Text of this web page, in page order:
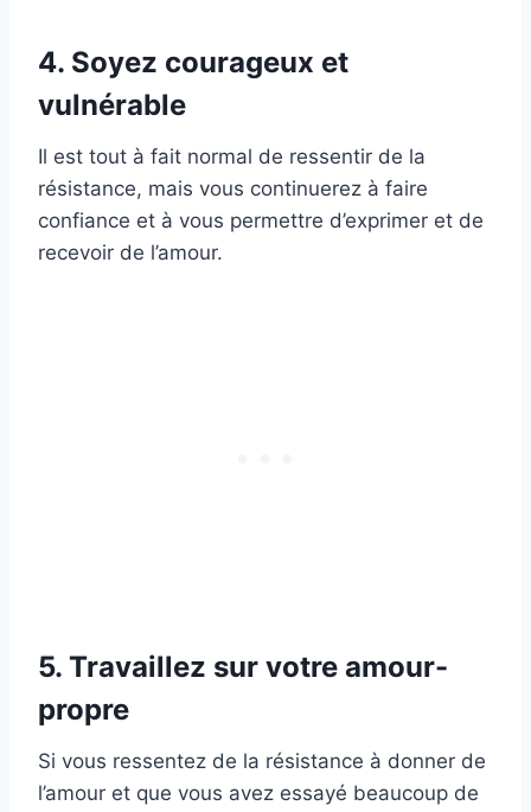
4. Soyez courageux et
vulnérable
Il est tout à fait normal de ressentir de la
résistance, mais vous continuerez à faire
confiance et à vous permettre d’exprimer et de
recevoir de l’amour.
5. Travaillez sur votre amour-
propre
Si vous ressentez de la résistance à donner de
l’amour et que vous avez essayé beaucoup de